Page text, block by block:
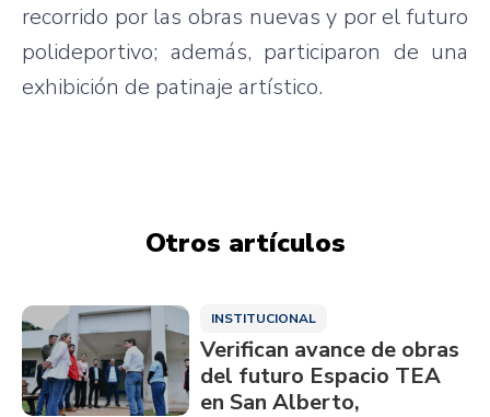
recorrido por las obras nuevas y por el futuro
polideportivo; además, participaron de una
exhibición de patinaje artístico.
Otros artículos
INSTITUCIONAL
Verifican avance de obras
del futuro Espacio TEA
en San Alberto,